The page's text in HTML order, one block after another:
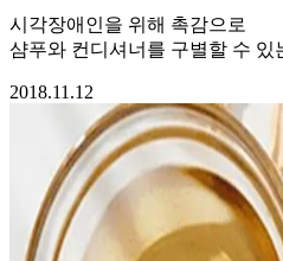
시각장애인을 위해 촉감으로
샴푸와 컨디셔너를 구별할 수 있
2018.11.12